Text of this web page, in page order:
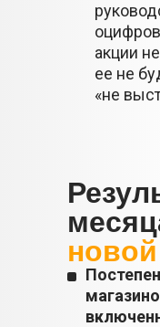
акции
ее не
«не